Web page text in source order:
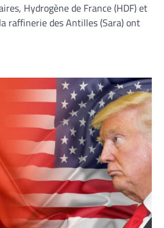
Hydrogène de France (HDF) et
raffinerie des Antilles (Sara) ont